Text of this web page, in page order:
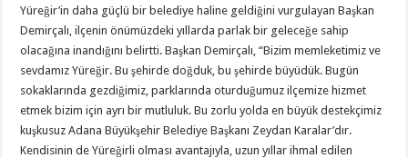
Yüreğir’in daha güçlü bir belediye haline geldiğini vurgulayan Başkan
Demirçalı, ilçenin önümüzdeki yıllarda parlak bir geleceğe sahip
olacağına inandığını belirtti. Başkan Demirçalı, “Bizim memleketimiz ve
sevdamız Yüreğir. Bu şehirde doğduk, bu şehirde büyüdük. Bugün
sokaklarında gezdiğimiz, parklarında oturduğumuz ilçemize hizmet
etmek bizim için ayrı bir mutluluk. Bu zorlu yolda en büyük destekçimiz
kuşkusuz Adana Büyükşehir Belediye Başkanı Zeydan Karalar’dır.
Kendisinin de Yüreğirli olması avantajıyla, uzun yıllar ihmal edilen